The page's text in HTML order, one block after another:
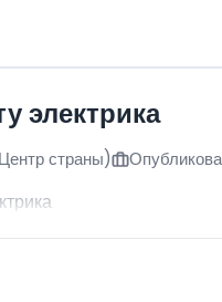
электрика
страны)